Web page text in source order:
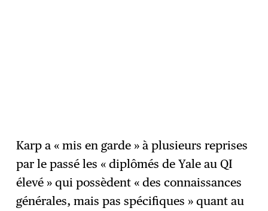
Karp a « mis en garde » à plusieurs reprises
par le passé les « diplômés de Yale au QI
élevé » qui possèdent « des connaissances
générales, mais pas spécifiques » quant au